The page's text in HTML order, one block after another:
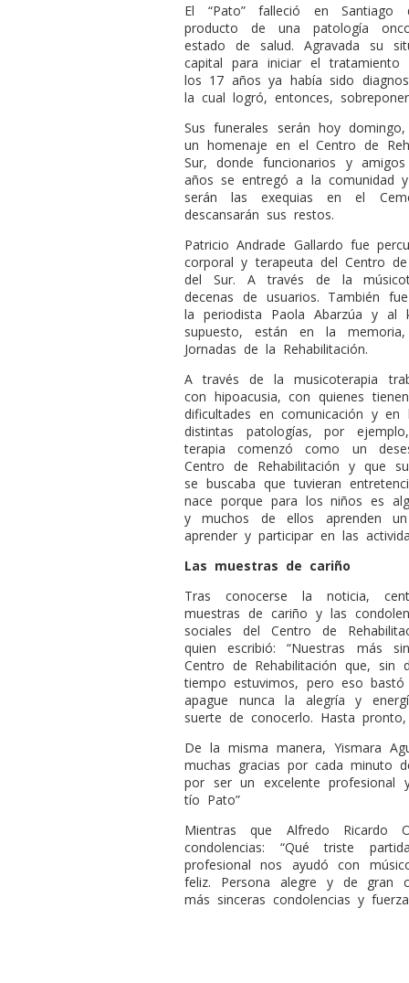
El “Pato” falleció en
producto de una patología
estado de salud. Agravada su
capital para iniciar el
los 17 años ya había sido
la cual logró, entonces,
Sus funerales serán hoy
un homenaje en el Centro de
Sur, donde funcionarios y
años se entregó a la comunidad
serán las exequias en el
descansarán sus restos.
Patricio Andrade Gallardo fue
corporal y terapeuta del Centro
del Sur. A través de la
decenas de usuarios. También
la periodista Paola Abarzúa y al
supuesto, están en la
Jornadas de la Rehabilitación.
A través de la musicoterapia
con hipoacusia, con quienes
dificultades en comunicación y
distintas patologías, por
terapia comenzó como un
Centro de Rehabilitación y que
se buscaba que tuvieran
nace porque para los niños es
y muchos de ellos aprenden
aprender y participar en las
Las muestras de cariño
Tras conocerse la noticia,
muestras de cariño y las
sociales del Centro de
quien escribió: “Nuestras más
Centro de Rehabilitación que, sin
tiempo estuvimos, pero eso
apague nunca la alegría y
suerte de conocerlo. Hasta pronto,
De la misma manera, Yismara
muchas gracias por cada minuto
por ser un excelente profesional
tío Pato”
Mientras que Alfredo Ricardo
condolencias: “Qué triste
profesional nos ayudó con
feliz. Persona alegre y de gran
más sinceras condolencias y